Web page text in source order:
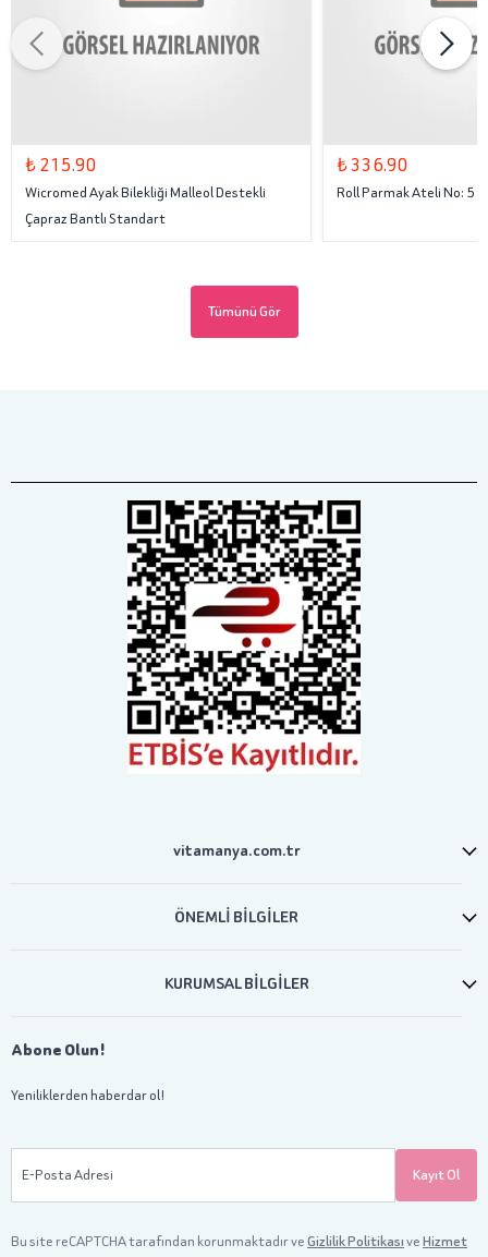
₺ 215.90
Wicromed Ayak Bilekliği Malleol Destekli
Çapraz Bantlı Standart
₺ 336.90
Roll Parmak Ateli No: 5
Tümünü Gör
vitamanya.com.tr
ÖNEMLİ BİLGİLER
KURUMSAL BİLGİLER
Abone Olun!
Yeniliklerden haberdar ol!
E-Posta Adresi Kayıt Ol
Bu site reCAPTCHA tarafından korunmaktadır veGizlilik PolitikasıveHizmet